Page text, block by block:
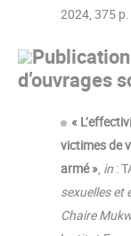
2024, 375 p.
d’ouvrages
«
victimes de
armé », in :
sexuelles et
Chaire